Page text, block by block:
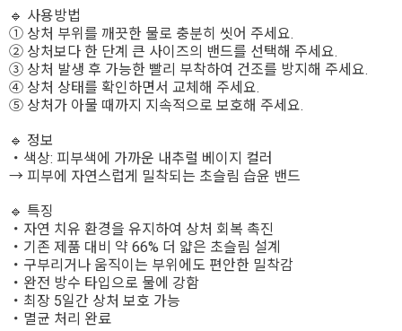
🔹 사용방법
① 상처 부위를 깨끗한 물로 충분히 씻어 주세요.
② 상처보다 한 단계 큰 사이즈의 밴드를 선택해 주세요.
③ 상처 발생 후 가능한 빨리 부착하여 건조를 방지해 주세요.
④ 상처 상태를 확인하면서 교체해 주세요.
⑤ 상처가 아물 때까지 지속적으로 보호해 주세요.
🔹 정보
・색상: 피부색에 가까운 내추럴 베이지 컬러
→ 피부에 자연스럽게 밀착되는 초슬림 습윤 밴드
🔹 특징
・자연 치유 환경을 유지하여 상처 회복 촉진
・기존 제품 대비 약 66% 더 얇은 초슬림 설계
・구부리거나 움직이는 부위에도 편안한 밀착감
・완전 방수 타입으로 물에 강함
・최장 5일간 상처 보호 가능
・멸균 처리 완료